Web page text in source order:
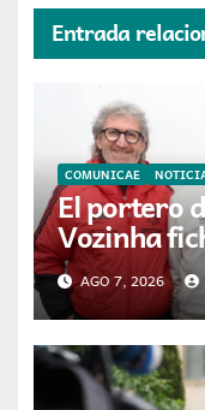
Entrada
COMUNICAE
El portero
Vozinha
JETOUR
AGO 7, 2026